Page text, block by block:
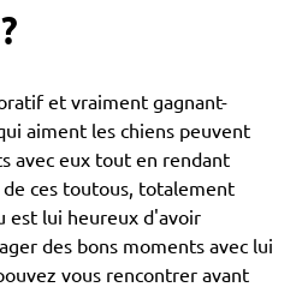
et vraiment gagnant-
aiment les chiens peuvent
avec eux tout en rendant
ces toutous, totalement
est lui heureux d'avoir
des bons moments avec lui
vous rencontrer avant